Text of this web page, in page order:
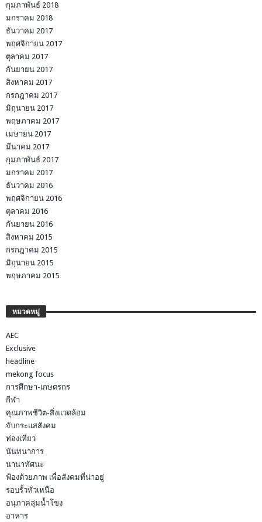
กุมภาพันธ์ 2018
มกราคม 2018
ธันวาคม 2017
พฤศจิกายน 2017
ตุลาคม 2017
กันยายน 2017
สิงหาคม 2017
กรกฎาคม 2017
มิถุนายน 2017
พฤษภาคม 2017
เมษายน 2017
มีนาคม 2017
กุมภาพันธ์ 2017
มกราคม 2017
ธันวาคม 2016
พฤศจิกายน 2016
ตุลาคม 2016
กันยายน 2016
สิงหาคม 2015
กรกฎาคม 2015
มิถุนายน 2015
พฤษภาคม 2015
หมวดหมู่
AEC
Exclusive
headline
mekong focus
การศึกษา-เกษตรกร
กีฬา
คุณภาพชีวิต-สิ่งแวดล้อม
จับกระแสสังคม
ท่องเที่ยว
นันทนาการ
นานาทัศนะ
ฟ้องด้วยภาพ เพื่อสังคมที่น่าอยู่
รอบรั้วทั่วเหนือ
อนุภาคลุ่มน้ำโขง
อาหาร